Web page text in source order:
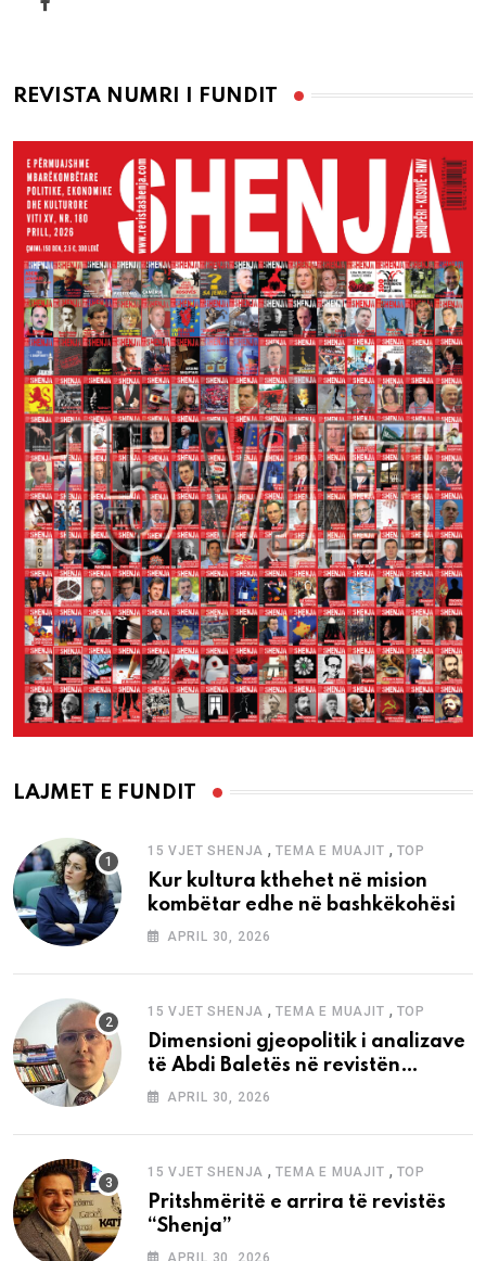
REVISTA NUMRI I FUNDIT
LAJMET E FUNDIT
15 VJET SHENJA ,TEMA E MUAJIT , TOP
Kur kultura kthehet në mision
kombëtar edhe në bashkëkohësi
APRIL 30, 2026
15 VJET SHENJA ,TEMA E MUAJIT , TOP
Dimensioni gjeopolitik i analizave
të Abdi Baletës në revistën
“Shenja”
APRIL 30, 2026
15 VJET SHENJA ,TEMA E MUAJIT , TOP
Pritshmëritë e arrira të revistës
“Shenja”
APRIL 30, 2026